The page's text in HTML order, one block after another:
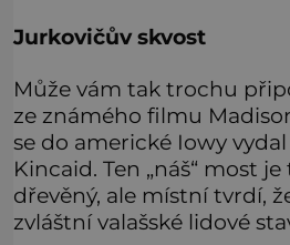
Jurkovičův skvost
Může vám tak trochu
ze známého filmu
se do americké Iowy
Kincaid. Ten „náš“ most
dřevěný, ale místní tvrdí,
zvláštní valašské lidové